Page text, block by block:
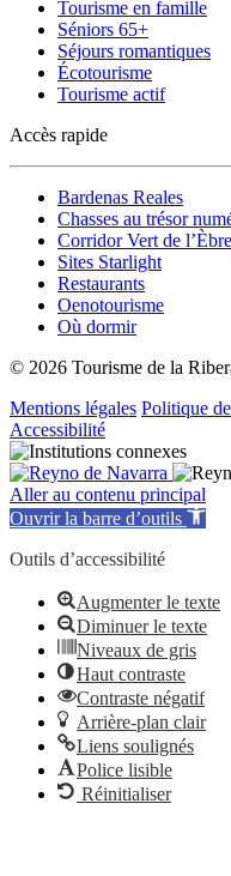
Tourisme en famille
Séniors 65+
Séjours romantiques
Écotourisme
Tourisme actif
Accès rapide
Bardenas Reales
Chasses au trésor
Corridor Vert de l’Èbre
Sites Starlight
Restaurants
Oenotourisme
Où dormir
© 2026 Tourisme de la
Mentions légales Politique
Accessibilité
Aller au contenu principal
Ouvrir la barre d’outils
Outils d’accessibilité
Augmenter le texte
Diminuer le texte
Niveaux de gris
Haut contraste
Contraste négatif
Arrière-plan clair
Liens soulignés
Police lisible
Réinitialiser